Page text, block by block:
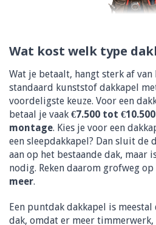
Wat kost welk type
Wat je betaalt, hangt sterk af van
standaard kunststof dakkapel
voordeligste keuze. Voor een
betaal je vaak €7.500 tot
montage. Kies je voor een
een sleepdakkapel? Dan sluit de
aan op het bestaande dak, maar
nodig. Reken daarom grofweg op
meer.
Een puntdak dakkapel is
dak, omdat er meer timmerwerk,